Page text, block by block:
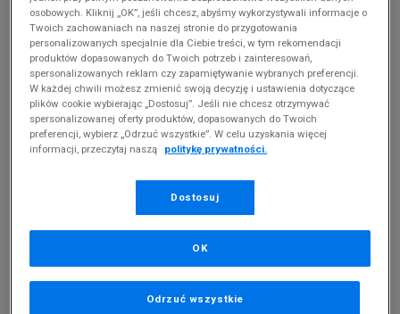
ADIDAS TENSAUR SPORT 2.0 CF I
Produkt pochodzi z końcówek aktualnych kolekcji, ubiegłych
sezonów lub z ekspozycji. Szczegóły.
zł cena rekomendowana przez producenta
79,99 zł
PRODUKT NIEDOSTĘPNY
Jeśli artykuł będzie ponownie dostępny, otrzymasz od nas
powiadomienie.
osobowych. Kliknij „OK”, jeśli chcesz, abyśmy wykorzystywali informacje o
Twoich zachowaniach na naszej stronie do przygotowania
personalizowanych specjalnie dla Ciebie treści, w tym rekomendacji
produktów dopasowanych do Twoich potrzeb i zainteresowań,
spersonalizowanych reklam czy zapamiętywanie wybranych preferencji.
W każdej chwili możesz zmienić swoją decyzję i ustawienia dotyczące
plików cookie wybierając „Dostosuj”. Jeśli nie chcesz otrzymywać
spersonalizowanej oferty produktów, dopasowanych do Twoich
preferencji, wybierz „Odrzuć wszystkie”. W celu uzyskania więcej
informacji, przeczytaj naszą
politykę prywatności.
Dostosuj
Odrzuć wszystkie
OK